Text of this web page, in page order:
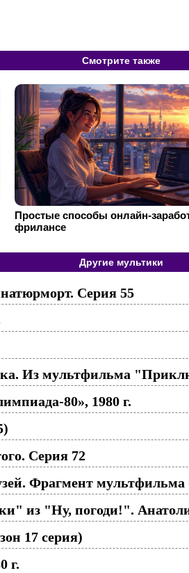
Смотрите также
Простые способы онлайн-
фрилансе
Другие мультики
Серия 55
Из мультфильма
80», 1980 г.
Серия 72
Фрагмент мультфильма
из "Ну, погоди!".
17 серия)
г.